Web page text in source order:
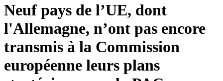
Neuf pays de l’UE, dont
l'Allemagne, n’ont pas encore
transmis à la Commission
européenne leurs plans